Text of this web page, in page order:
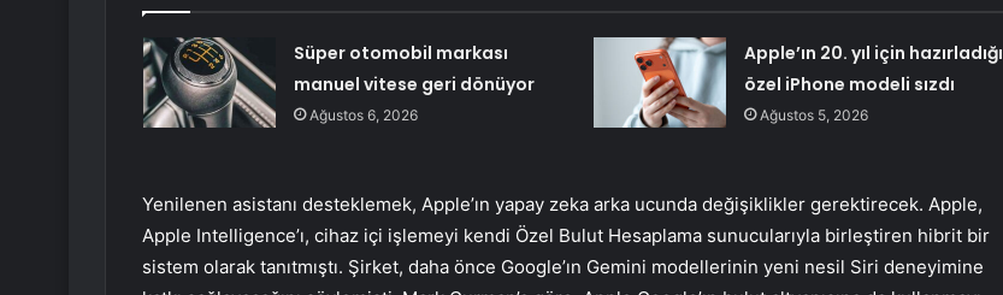
Süper otomobil markası
manuel vitese geri dönüyor
Ağustos 6, 2026
Apple’ın 20. yıl için hazırladığı
özel iPhone modeli sızdı
Ağustos 5, 2026
Yenilenen asistanı desteklemek, Apple’ın yapay zeka arka ucunda değişiklikler gerektirecek. Apple,
Apple Intelligence’ı, cihaz içi işlemeyi kendi Özel Bulut Hesaplama sunucularıyla birleştiren hibrit bir
sistem olarak tanıtmıştı. Şirket, daha önce Google’ın Gemini modellerinin yeni nesil Siri deneyimine